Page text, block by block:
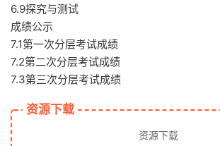
6.9探究与测试
成绩公示
7.1第一次分层考试成绩
7.2第二次分层考试成绩
7.3第三次分层考试成绩
资源下载
资源下载